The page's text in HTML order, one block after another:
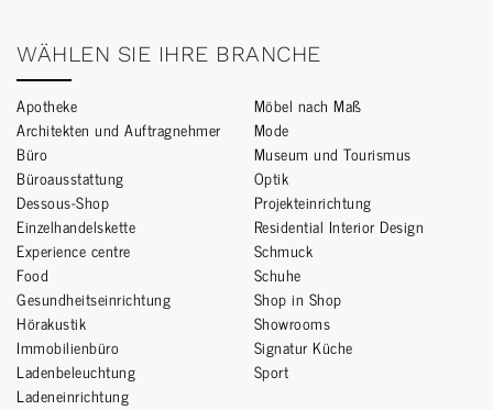
WÄHLEN SIE IHRE BRANCHE
Apotheke
Architekten und Auftragnehmer
Büro
Büroausstattung
Dessous-Shop
Einzelhandelskette
Experience centre
Food
Gesundheitseinrichtung
Hörakustik
Immobilienbüro
Ladenbeleuchtung
Ladeneinrichtung
Möbel nach Maß
Mode
Museum und Tourismus
Optik
Projekteinrichtung
Residential Interior Design
Schmuck
Schuhe
Shop in Shop
Showrooms
Signatur Küche
Sport